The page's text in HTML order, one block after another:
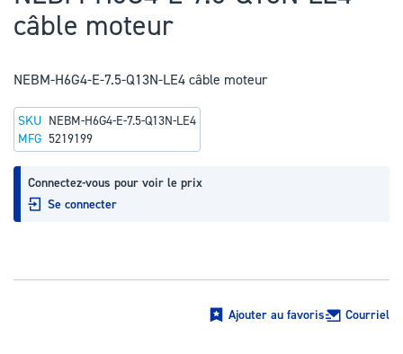
début
la
d’images
câble moteur
NEBM-H6G4-E-7.5-Q13N-LE4 câble moteur
Connectez-vous pour voir le prix
Se connecter
SKU NEBM-H6G4-E-7.5-Q13N-LE4
MFG 5219199
Ajouter au favoris Courriel